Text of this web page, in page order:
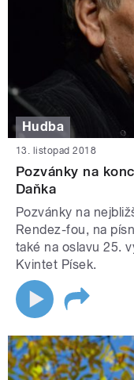
Hudba
13. listopad 2018
Pozvánky na
Daňka
Pozvánky na
Rendez-fou, na
také na oslavu 25.
Kvintet Písek.